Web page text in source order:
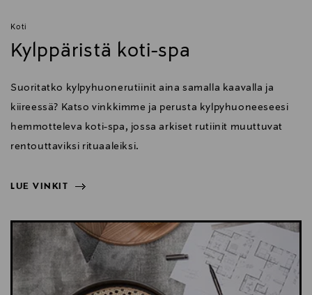
Koti
Kylppäristä koti-spa
Suoritatko kylpyhuonerutiinit aina samalla kaavalla ja
kiireessä? Katso vinkkimme ja perusta kylpyhuoneeseesi
hemmotteleva koti-spa, jossa arkiset rutiinit muuttuvat
rentouttaviksi rituaaleiksi.
LUE VINKIT
LUE VINKIT